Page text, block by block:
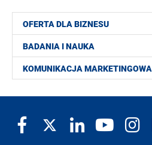
OFERTA DLA BIZNESU
BADANIA I NAUKA
KOMUNIKACJA MARKETINGOWA